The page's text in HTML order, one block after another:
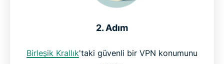
2. Adım
Birleşik Krallık'taki güvenli bir VPN konumunu